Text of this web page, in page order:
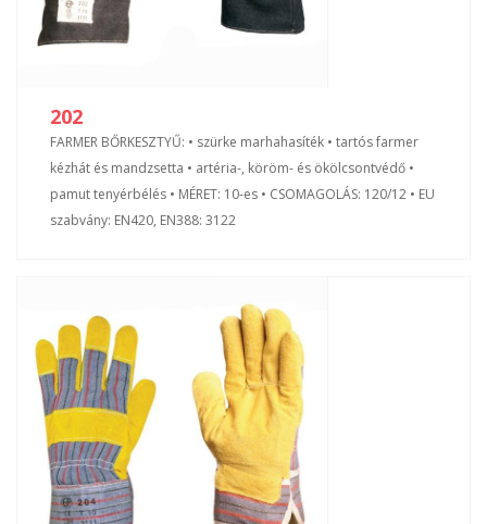
202
FARMER BŐRKESZTYŰ: • szürke marhahasíték • tartós farmer
kézhát és mandzsetta • artéria-, köröm- és ökölcsontvédő •
pamut tenyérbélés • MÉRET: 10-es • CSOMAGOLÁS: 120/12 • EU
szabvány: EN420, EN388: 3122